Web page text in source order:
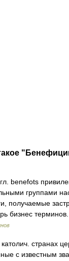
benefots
группами
получаемые
бизнес
странах
с известным